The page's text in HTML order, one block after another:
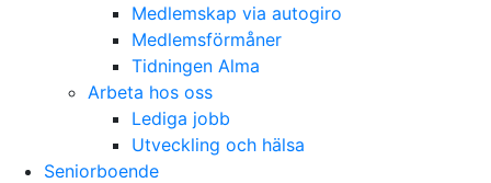
Medlemskap via autogiro
Medlemsförmåner
Tidningen Alma
Arbeta hos oss
Lediga jobb
Utveckling och hälsa
Seniorboende